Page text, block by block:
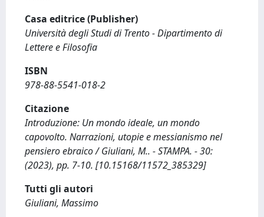
Casa editrice (Publisher)
Università degli Studi di Trento - Dipartimento di
Lettere e Filosofia
ISBN
978-88-5541-018-2
Citazione
Introduzione: Un mondo ideale, un mondo
capovolto. Narrazioni, utopie e messianismo nel
pensiero ebraico / Giuliani, M.. - STAMPA. - 30:
(2023), pp. 7-10. [10.15168/11572_385329]
Tutti gli autori
Giuliani, Massimo